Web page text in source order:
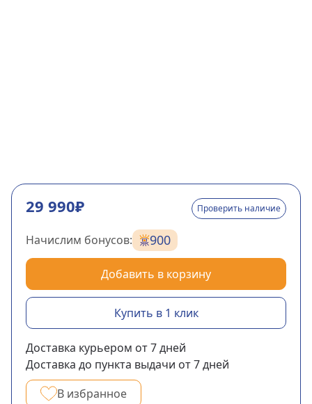
29 990₽ Проверить наличие
Начислим бонусов: 900
Добавить в корзину
Купить в 1 клик
Доставка курьером от 7дней
Доставка до пункта выдачи от 7дней
В избранное